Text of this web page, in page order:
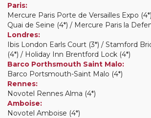
Paris:
Mercure Paris Porte de Versailles Expo
Quai de Seine (4*) / Mercure Paris la
Londres:
Ibis London Earls Court (3*) / Stamford
(4*) / Holiday Inn Brentford Lock (4*)
Barco Porthsmouth Saint Malo:
Barco Portsmouth-Saint Malo (4*)
Rennes:
Novotel Rennes Alma (4*)
Amboise:
Novotel Amboise (4*)